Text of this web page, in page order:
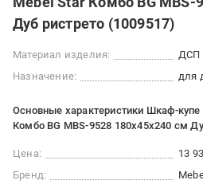
Дуб ристрето (1009517)
Материал изделия:
ДСП
Назначение:
для
Основные характеристики Шкаф-
Комбо BG MBS-9528 180х45х240 см
Цена:
13
Бренд: